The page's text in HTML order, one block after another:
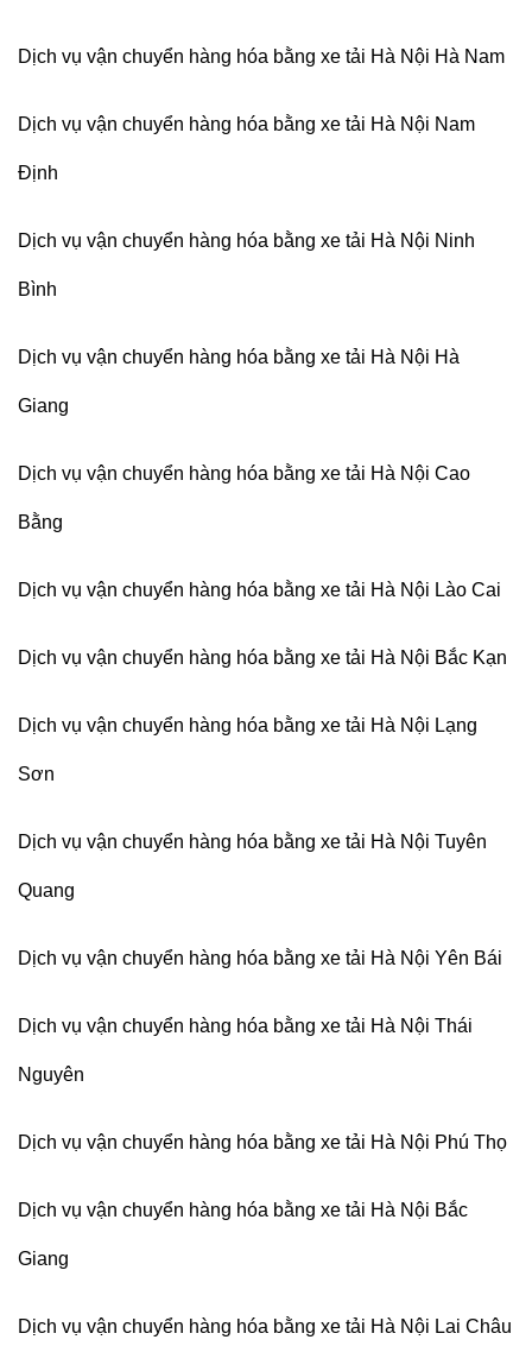
Dịch vụ vận chuyển hàng hóa bằng xe tải Hà Nội Hà Nam
Dịch vụ vận chuyển hàng hóa bằng xe tải Hà Nội Nam
Định
Dịch vụ vận chuyển hàng hóa bằng xe tải Hà Nội Ninh
Bình
Dịch vụ vận chuyển hàng hóa bằng xe tải Hà Nội Hà
Giang
Dịch vụ vận chuyển hàng hóa bằng xe tải Hà Nội Cao
Bằng
Dịch vụ vận chuyển hàng hóa bằng xe tải Hà Nội Lào Cai
Dịch vụ vận chuyển hàng hóa bằng xe tải Hà Nội Bắc Kạn
Dịch vụ vận chuyển hàng hóa bằng xe tải Hà Nội Lạng
Sơn
Dịch vụ vận chuyển hàng hóa bằng xe tải Hà Nội Tuyên
Quang
Dịch vụ vận chuyển hàng hóa bằng xe tải Hà Nội Yên Bái
Dịch vụ vận chuyển hàng hóa bằng xe tải Hà Nội Thái
Nguyên
Dịch vụ vận chuyển hàng hóa bằng xe tải Hà Nội Phú Thọ
Dịch vụ vận chuyển hàng hóa bằng xe tải Hà Nội Bắc
Giang
Dịch vụ vận chuyển hàng hóa bằng xe tải Hà Nội Lai Châu